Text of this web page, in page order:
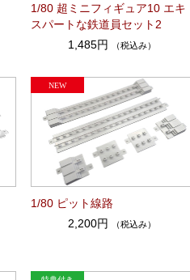
1/80 超ミニフィギュア10 エキ
スパートな鉄道員セット2
1,485円
（税込み）
1/80 ピット線路
2,200円
（税込み）